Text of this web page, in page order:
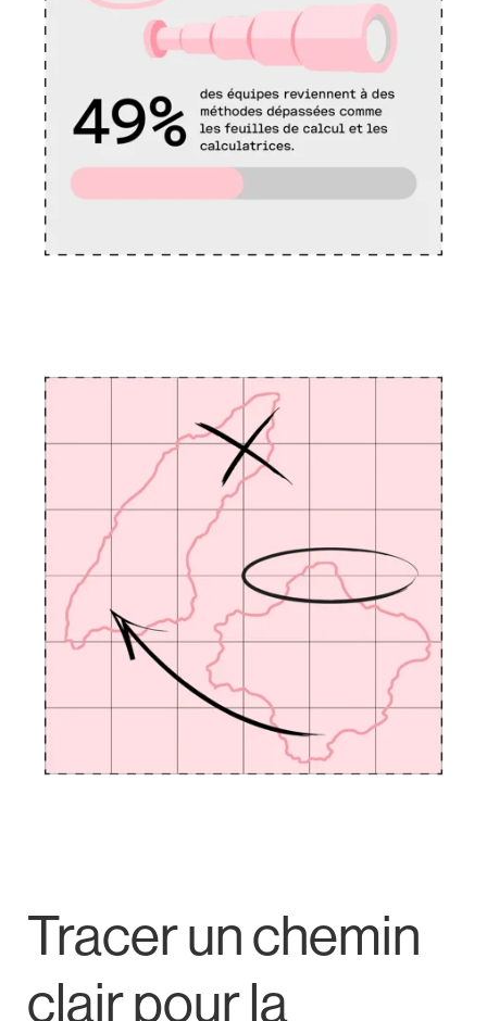
Tracer un chemin
clair pour la